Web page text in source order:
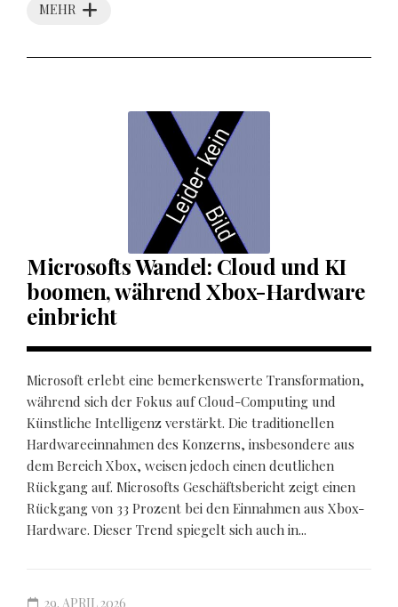
MEHR
Microsofts Wandel: Cloud und KI
boomen, während Xbox-Hardware
einbricht
Microsoft erlebt eine bemerkenswerte Transformation,
während sich der Fokus auf Cloud-Computing und
Künstliche Intelligenz verstärkt. Die traditionellen
Hardwareeinnahmen des Konzerns, insbesondere aus
dem Bereich Xbox, weisen jedoch einen deutlichen
Rückgang auf. Microsofts Geschäftsbericht zeigt einen
Rückgang von 33 Prozent bei den Einnahmen aus Xbox-
Hardware. Dieser Trend spiegelt sich auch in...
29. APRIL 2026